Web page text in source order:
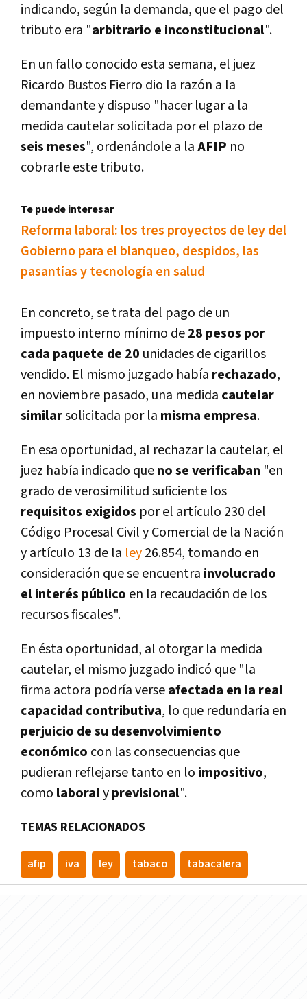
indicando, según la demanda, que el pago del
tributo era "arbitrario e inconstitucional".
En un fallo conocido esta semana, el juez
Ricardo Bustos Fierro dio la razón a la
demandante y dispuso "hacer lugar a la
medida cautelar solicitada por el plazo de
seis meses", ordenándole a laAFIP no
cobrarle este tributo.
Te puede interesar
Reforma laboral: los tres proyectos de ley del
Gobierno para el blanqueo, despidos, las
pasantí­as y tecnologí­a en salud
En concreto, se trata del pago de un
impuesto interno mí­nimo de28 pesos por
cada paquete de 20 unidades de cigarillos
vendido. El mismo juzgado habí­a rechazado,
en noviembre pasado, una medida cautelar
similarsolicitada por la misma empresa.
En esa oportunidad, al rechazar la cautelar, el
juez habí­a indicado queno se verificaban "en
grado de verosimilitud suficiente los
requisitos exigidos por el artí­culo 230 del
Código Procesal Civil y Comercial de la Nación
y artí­culo 13 de la ley26.854, tomando en
consideración que se encuentra involucrado
el interés público en la recaudación de los
recursos fiscales".
En ésta oportunidad, al otorgar la medida
cautelar, el mismo juzgado indicó que "la
firma actora podrí­a verseafectada en la real
capacidad contributiva, lo que redundarí­a en
perjuicio de su desenvolvimiento
económico con las consecuencias que
pudieran reflejarse tanto en lo impositivo,
como laboralyprevisional".
TEMAS RELACIONADOS
afip iva ley tabaco tabacalera